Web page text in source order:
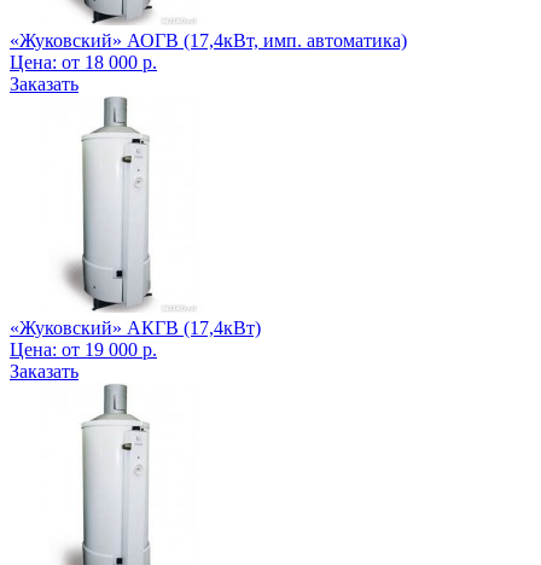
«Жуковский» АОГВ (17,4кВт, имп. автоматика)
Цена: от 18 000 р.
Заказать
«Жуковский» АКГВ (17,4кВт)
Цена: от 19 000 р.
Заказать